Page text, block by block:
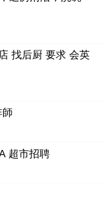
找后厨 要求 会英
超市招聘